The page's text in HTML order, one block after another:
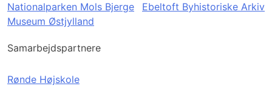
Nationalparken Mols Bjerge
Ebeltoft Byhistoriske Arkiv
Museum Østjylland
Samarbejdspartnere
Rønde Højskole